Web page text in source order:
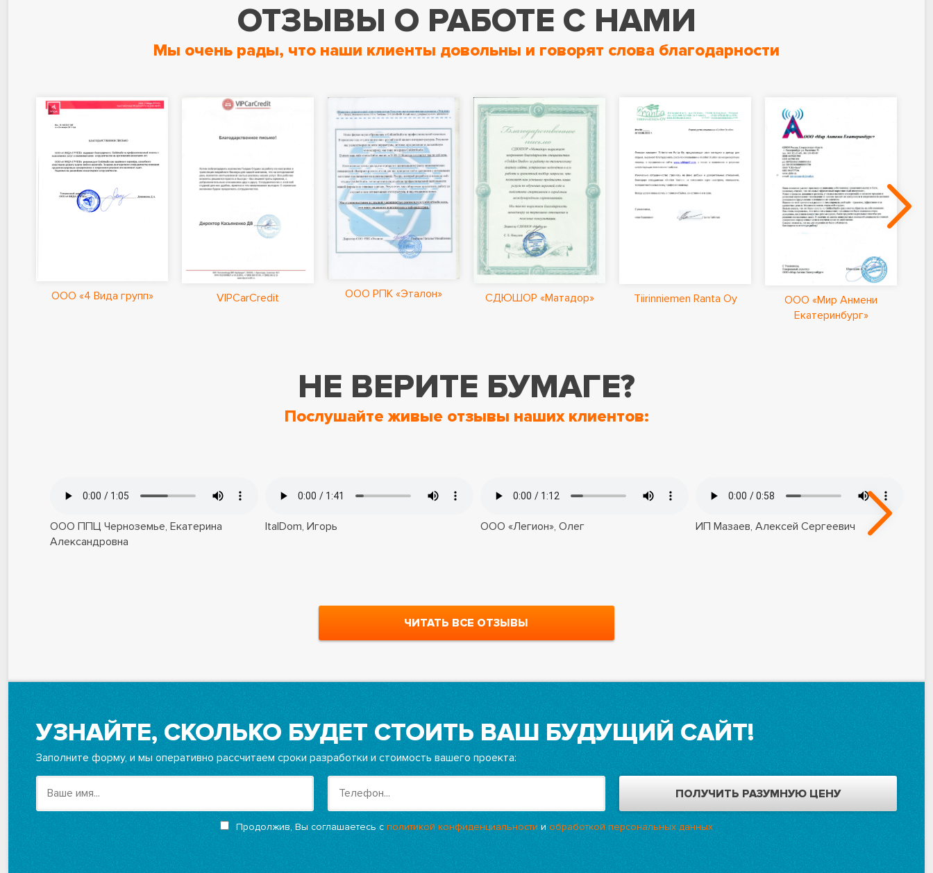
ОТЗЫВЫ О РАБОТЕ С НАМИ
Мы очень рады, что наши клиенты довольны и говорят слова благодарности
ООО «4 Вида групп» VIPCarCredit ООО РПК «Эталон» СДЮШОР «Матадор» Tiirinniemen Ranta Oy
ООО «Мир Анмени
Екатеринбург»
НЕ ВЕРИТЕ БУМАГЕ?
Послушайте живые отзывы наших клиентов:
ООО ППЦ Черноземье, Екатерина
Александровна
ItalDom, Игорь OOO «Легион», Олег ИП Мазаев, Алексей Сергеевич
ЧИТАТЬ ВСЕ ОТЗЫВЫ
УЗНАЙТЕ, СКОЛЬКО БУДЕТ СТОИТЬ ВАШ БУДУЩИЙ САЙТ!
Заполните форму, и мы оперативно рассчитаем сроки разработки и стоимость вашего проекта:
Продолжив, Вы соглашаетесь с политикой конфиденциальности и обработкой персональных данных